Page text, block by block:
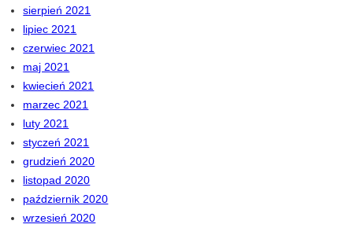
sierpień 2021
lipiec 2021
czerwiec 2021
maj 2021
kwiecień 2021
marzec 2021
luty 2021
styczeń 2021
grudzień 2020
listopad 2020
październik 2020
wrzesień 2020